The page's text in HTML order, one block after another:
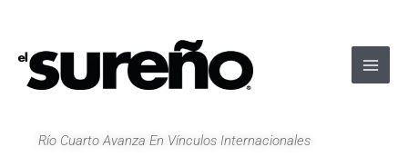
contenido
Río Cuarto Avanza En Vínculos Internacionales
entradas